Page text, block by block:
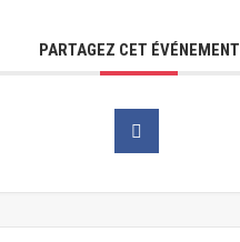
PARTAGEZ CET ÉVÉNEMENT